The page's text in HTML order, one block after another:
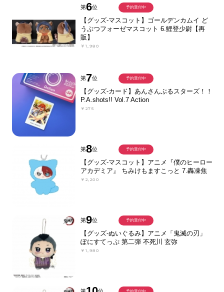
第6位
【グッズ-マスコット】ゴールデンカムイ ど
うぶつフォーゼマスコット 6.鯉登少尉【再
販】
￥1,980
予約受付中
第7位
【グッズ-カード】あんさんぶるスターズ！！
P.A.shots!! Vol.7 Action
￥275
予約受付中
第8位
【グッズ-マスコット】アニメ『僕のヒーロー
アカデミア』 ちみけもますこっと 7.轟凍焦
￥2,200
予約受付中
第9位
【グッズ-ぬいぐるみ】アニメ「鬼滅の刃」
ぽにすてっぷ 第二弾 不死川 玄弥
￥1,980
予約受付中
予約受付中